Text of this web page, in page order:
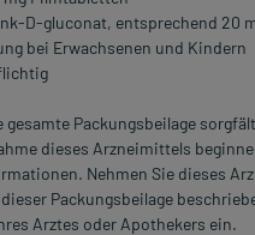
D-gluconat, entsprechend 20
bei Erwachsenen und Kindern
gesamte Packungsbeilage
dieses Arzneimittels
Nehmen Sie dieses
Packungsbeilage
Arztes oder Apothekers ein.